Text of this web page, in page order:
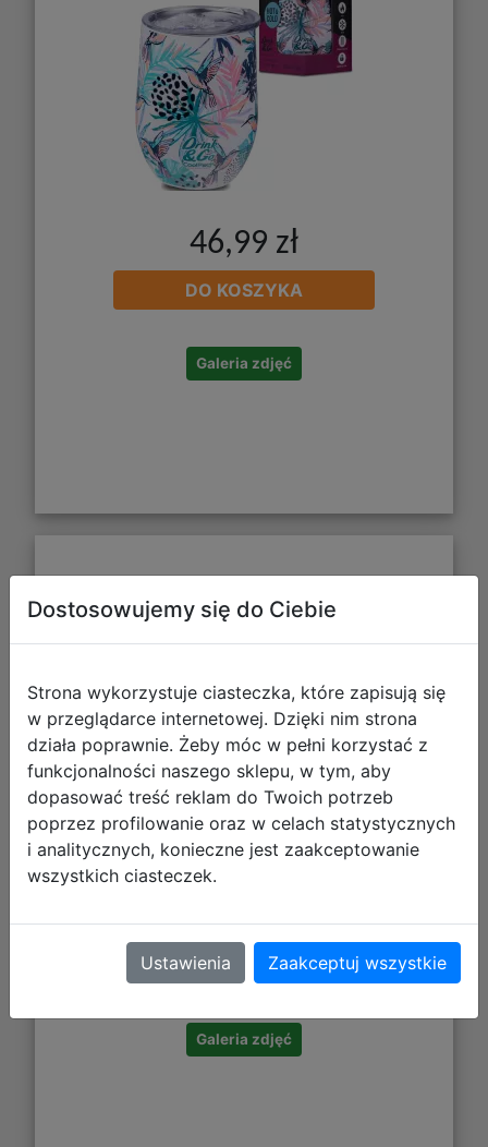
46,99 zł
DO KOSZYKA
Galeria zdjęć
Wycieczkowy City Jungle C49199/F
79,99 zł
DO KOSZYKA
Galeria zdjęć
Dostosowujemy się do Ciebie
Strona wykorzystuje ciasteczka, które zapisują się
w przeglądarce internetowej. Dzięki nim strona
działa poprawnie. Żeby móc w pełni korzystać z
funkcjonalności naszego sklepu, w tym, aby
dopasować treść reklam do Twoich potrzeb
poprzez profilowanie oraz w celach statystycznych
i analitycznych, konieczne jest zaakceptowanie
wszystkich ciasteczek.
Ustawienia Zaakceptuj wszystkie